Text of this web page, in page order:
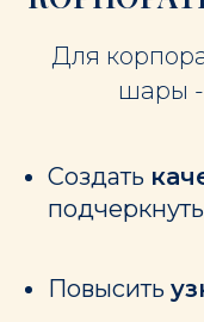
Для
шары -
Создать
Повысить